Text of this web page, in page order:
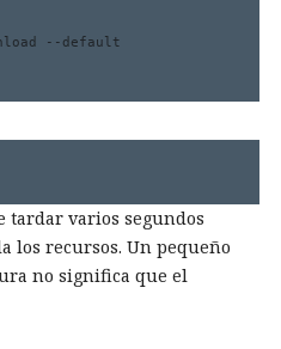
--default
varios segundos
los recursos. Un pequeño
no significa que el